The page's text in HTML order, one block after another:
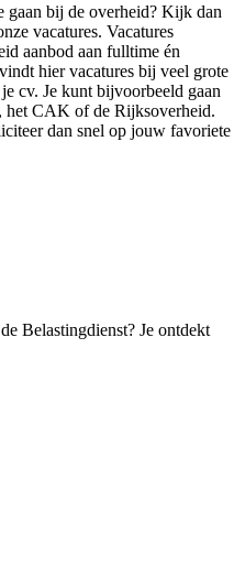
gaan bij de overheid? Kijk dan
vacatures. Vacatures
aanbod aan fulltime én
hier vacatures bij veel grote
cv. Je kunt bijvoorbeeld gaan
het CAK of de Rijksoverheid.
dan snel op jouw favoriete
Belastingdienst? Je ontdekt